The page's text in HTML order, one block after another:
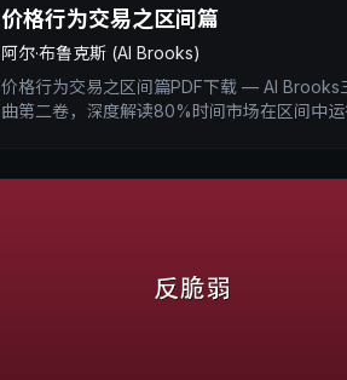
价格行为交易之区间篇
阿尔·布鲁克斯 (Al Brooks)
价格行为交易之区间篇PDF下载 — Al Brooks
曲第二卷，深度解读80%时间市场在区间中运